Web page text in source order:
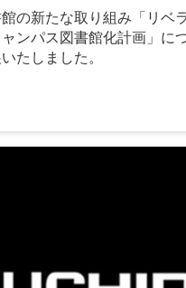
の新たな取り組み「リベ
ンパス図書館化計画」に
たしました。